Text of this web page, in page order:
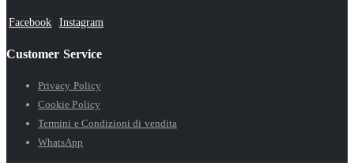
Facebook Instagram
Customer Service
Privacy Policy
Cookie Policy
Termini e Condizioni di vendita
WhatsApp